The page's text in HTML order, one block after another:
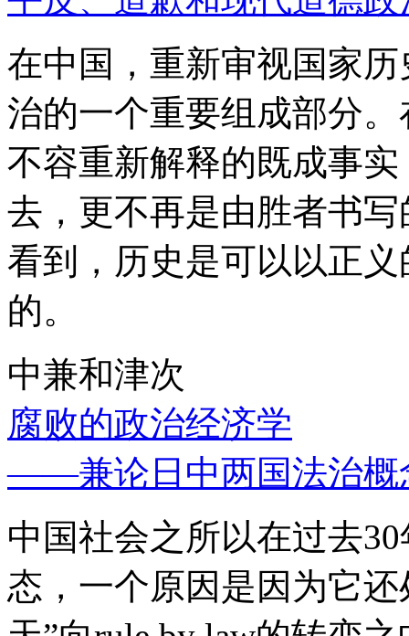
在中国，重新审视国家
治的一个重要组成部分
不容重新解释的既成事
去，更不再是由胜者书
看到，历史是可以以正
的。
中兼和津次
腐败的政治经济学
——兼论日中两国法治概
中国社会之所以在过去
态，一个原因是因为它